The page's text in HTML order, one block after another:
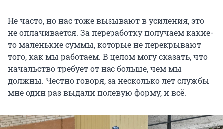
Не часто, но нас тоже вызывают в усиления, это
не оплачивается. За переработку получаем какие-
то маленькие суммы, которые не перекрывают
того, как мы работаем. В целом могу сказать, что
начальство требует от нас больше, чем мы
должны. Честно говоря, за несколько лет службы
мне один раз выдали полевую форму, и всё.